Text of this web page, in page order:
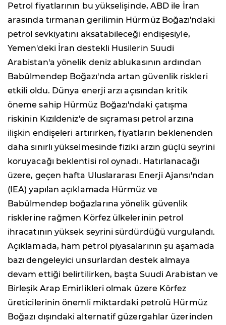
Petrol fiyatlarının bu yükselişinde, ABD ile İran
arasında tırmanan gerilimin Hürmüz Boğazı'ndaki
petrol sevkiyatını aksatabileceği endişesiyle,
Yemen'deki İran destekli Husilerin Suudi
Arabistan'a yönelik deniz ablukasının ardından
Babülmendep Boğazı'nda artan güvenlik riskleri
etkili oldu. Dünya enerji arzı açısından kritik
öneme sahip Hürmüz Boğazı'ndaki çatışma
riskinin Kızıldeniz'e de sıçraması petrol arzına
ilişkin endişeleri artırırken, fiyatların beklenenden
daha sınırlı yükselmesinde fiziki arzın güçlü seyrini
koruyacağı beklentisi rol oynadı. Hatırlanacağı
üzere, geçen hafta Uluslararası Enerji Ajansı'ndan
(IEA) yapılan açıklamada Hürmüz ve
Babülmendep boğazlarına yönelik güvenlik
risklerine rağmen Körfez ülkelerinin petrol
ihracatının yüksek seyrini sürdürdüğü vurgulandı.
Açıklamada, ham petrol piyasalarının şu aşamada
bazı dengeleyici unsurlardan destek almaya
devam ettiği belirtilirken, başta Suudi Arabistan ve
Birleşik Arap Emirlikleri olmak üzere Körfez
üreticilerinin önemli miktardaki petrolü Hürmüz
Boğazı dışındaki alternatif güzergahlar üzerinden